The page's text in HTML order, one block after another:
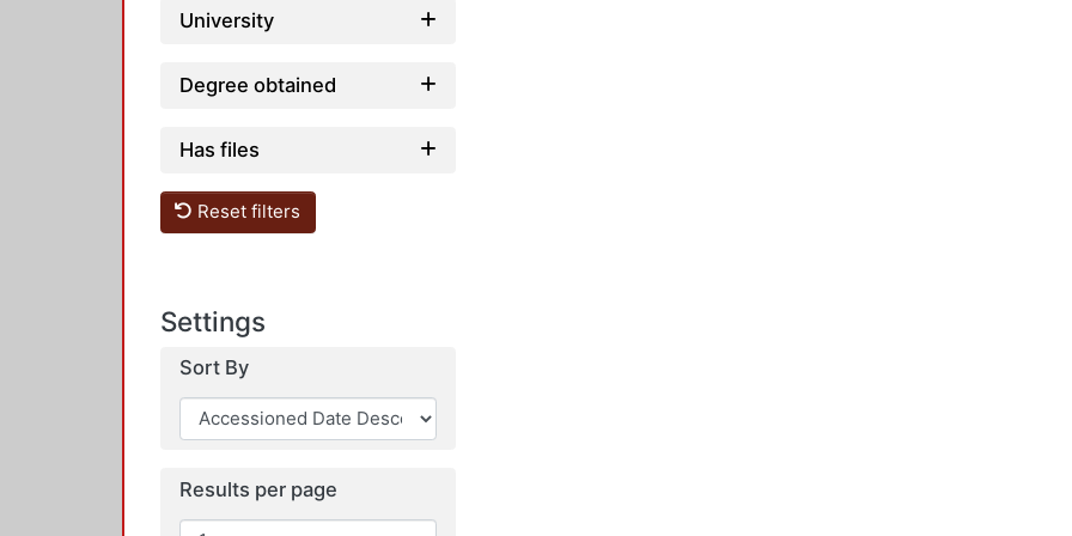
University
Degree obtained
Has files
Reset filters
Settings
Sort By
Results per page